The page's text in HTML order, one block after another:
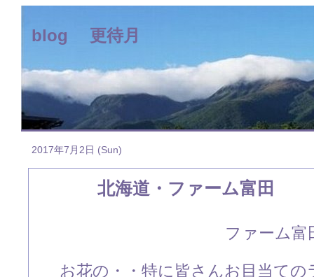
blog 更待月
2017年7月2日 (Sun)
北海道・ファーム富田
ファーム富
お花の・・特に皆さんお目当て